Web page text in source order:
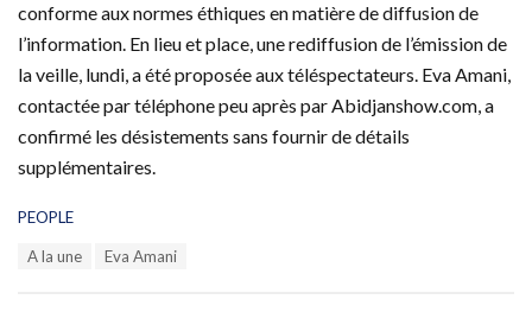
conforme aux normes éthiques en matière de diffusion de
l’information. En lieu et place, une rediffusion de l’émission de
la veille, lundi, a été proposée aux téléspectateurs. Eva Amani,
contactée par téléphone peu après par Abidjanshow.com, a
confirmé les désistements sans fournir de détails
supplémentaires.
C
PEOPLE
A la une Eva Amani